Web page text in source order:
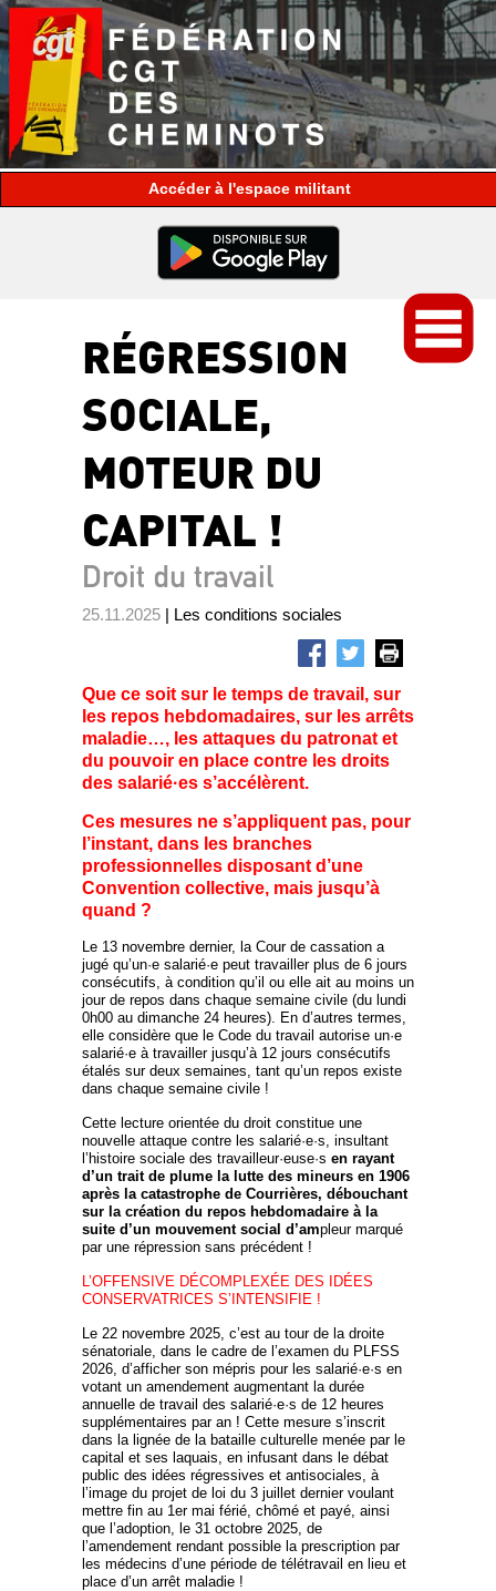
espace militant
RÉGRESSION
SOCIALE,
MOTEUR DU
CAPITAL !
Droit du travail
25.11.2025 | Les conditions sociales
Que ce soit sur le temps de travail, sur
les repos hebdomadaires, sur les arrêts
maladie…, les attaques du patronat et
du pouvoir en place contre les droits
des salarié·es s’accélèrent.
Ces mesures ne s’appliquent pas, pour
l’instant, dans les branches
professionnelles disposant d’une
Convention collective, mais jusqu’à
quand ?
Le 13 novembre dernier, la Cour de cassation a
jugé qu’un·e salarié·e peut travailler plus de 6 jours
consécutifs, à condition qu’il ou elle ait au moins un
jour de repos dans chaque semaine civile (du lundi
0h00 au dimanche 24 heures). En d’autres termes,
elle considère que le Code du travail autorise un·e
salarié·e à travailler jusqu’à 12 jours consécutifs
étalés sur deux semaines, tant qu’un repos existe
dans chaque semaine civile !
Cette lecture orientée du droit constitue une
nouvelle attaque contre les salarié·e·s, insultant
l’histoire sociale des travailleur·euse·s en rayant
d’un trait de plume la lutte des mineurs en 1906
après la catastrophe de Courrières, débouchant
sur la création du repos hebdomadaire à la
suite d’un mouvement social d’ampleur marqué
par une répression sans précédent !
L’OFFENSIVE DÉCOMPLEXÉE DES IDÉES
CONSERVATRICES S’INTENSIFIE !
Le 22 novembre 2025, c’est au tour de la droite
sénatoriale, dans le cadre de l’examen du PLFSS
2026, d’afficher son mépris pour les salarié·e·s en
votant un amendement augmentant la durée
annuelle de travail des salarié·e·s de 12 heures
supplémentaires par an ! Cette mesure s’inscrit
dans la lignée de la bataille culturelle menée par le
capital et ses laquais, en infusant dans le débat
public des idées régressives et antisociales, à
l’image du projet de loi du 3 juillet dernier voulant
mettre fin au 1er mai férié, chômé et payé, ainsi
que l’adoption, le 31 octobre 2025, de
l’amendement rendant possible la prescription par
les médecins d’une période de télétravail en lieu et
place d’un arrêt maladie !